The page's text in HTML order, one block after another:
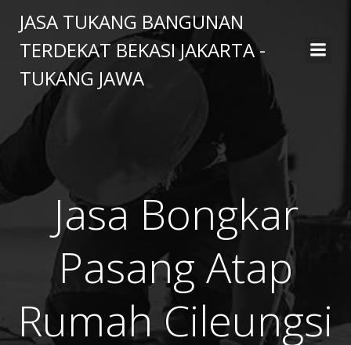
to
content
JASA TUKANG BANGUNAN
TERDEKAT BEKASI JAKARTA -
TUKANG JAWA
Jasa Bongkar
Pasang Atap
Rumah Cileungsi